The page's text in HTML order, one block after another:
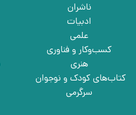
ناشران
ادبیات
علمی
کسب‌وکار و فناوری
هنری
کتاب‌های کودک و نوجوان
سرگرمی